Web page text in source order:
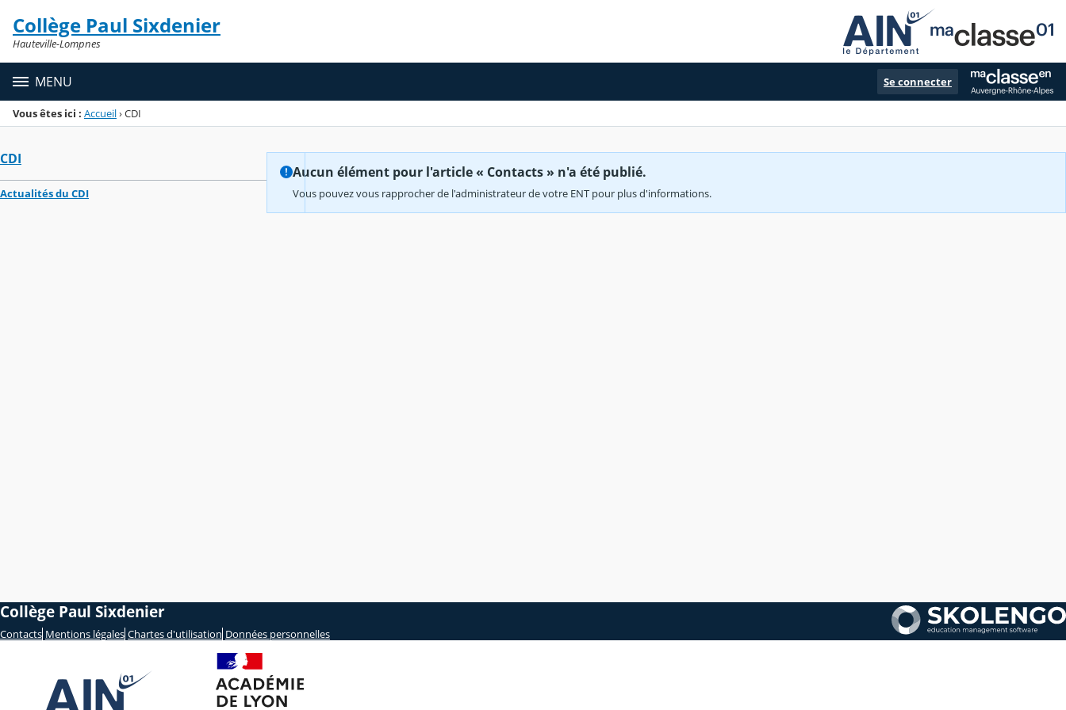
Menu de la rubrique
Contenu
Collège Paul Sixdenier
Hauteville-Lompnes
MENU Se connecter
Vous êtes ici : Accueil›CDI
CDI
Actualités du CDI
Aucun élément pour l'article « Contacts » n'a été publié.
Vous pouvez vous rapprocher de l'administrateur de votre ENT pour plus d'informations.
Collège Paul Sixdenier
Contacts Mentions légales Chartes d'utilisation Données personnelles